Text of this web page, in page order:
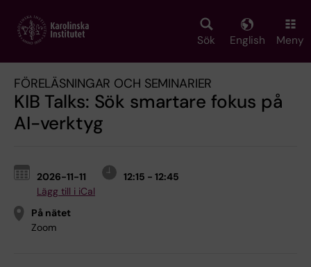
main
Sök English Meny
FÖRELÄSNINGAR OCH SEMINARIER
KIB Talks: Sök smartare fokus på
AI-verktyg
2026-11-11
12:15 - 12:45
Lägg till i iCal
På nätet
Zoom